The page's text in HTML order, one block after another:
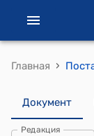
Главная ›
Документ
Редакция